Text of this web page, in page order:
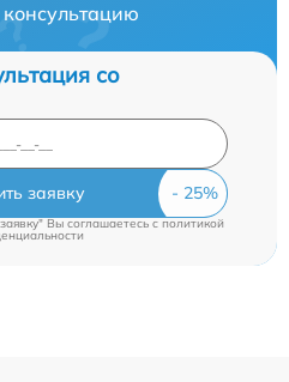
со
заявку
Вы соглашаетесь cполитикой